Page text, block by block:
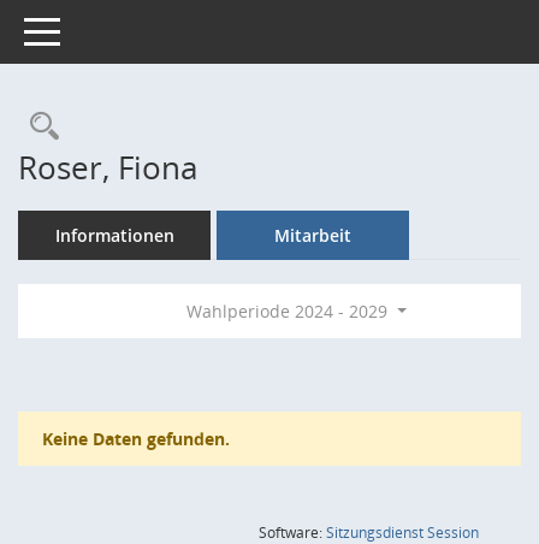
Toggle navigation
Rechercheauswahl
Roser, Fiona
Informationen Mitarbeit
Wahlperiode 2024 - 2029
Keine Daten gefunden.
Software:SitzungsdienstSession(Wird in